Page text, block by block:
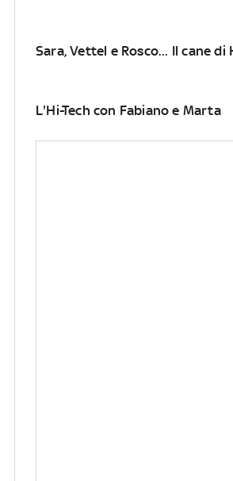
Sara, Vettel e Rosco... Il cane di
L'Hi-Tech con Fabiano e Marta